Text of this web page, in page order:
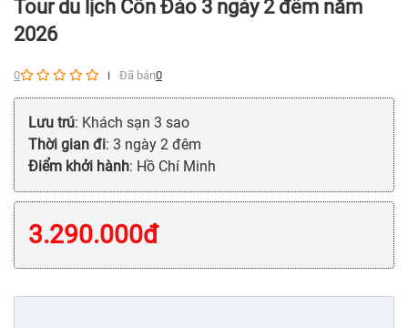
Tour du lịch Côn Đảo 3 ngày 2 đêm năm
2026
0 Đã bán0
Lưu trú: Khách sạn 3 sao
Thời gian đi: 3 ngày 2 đêm
Điểm khởi hành: Hồ Chí Minh
3.290.000đ